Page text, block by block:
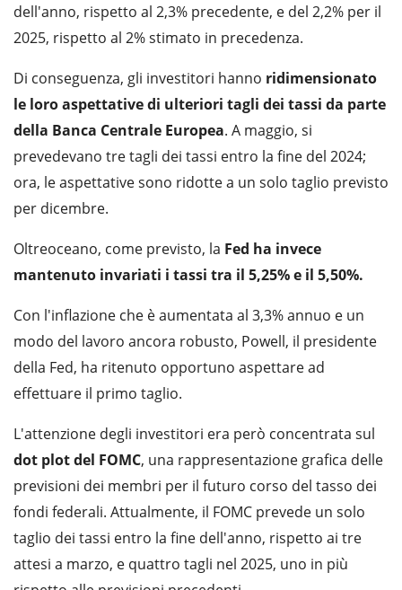
dell'anno, rispetto al 2,3% precedente, e del 2,2% per il
2025, rispetto al 2% stimato in precedenza.
Di conseguenza, gli investitori hanno ridimensionato
le loro aspettative di ulteriori tagli dei tassi da parte
della Banca Centrale Europea. A maggio, si
prevedevano tre tagli dei tassi entro la fine del 2024;
ora, le aspettative sono ridotte a un solo taglio previsto
per dicembre.
Oltreoceano, come previsto, la Fed ha invece
mantenuto invariati i tassi tra il 5,25% e il 5,50%.
Con l'inflazione che è aumentata al 3,3% annuo e un
modo del lavoro ancora robusto, Powell, il presidente
della Fed, ha ritenuto opportuno aspettare ad
effettuare il primo taglio.
L'attenzione degli investitori era però concentrata sul
dot plot del FOMC, una rappresentazione grafica delle
previsioni dei membri per il futuro corso del tasso dei
fondi federali. Attualmente, il FOMC prevede un solo
taglio dei tassi entro la fine dell'anno, rispetto ai tre
attesi a marzo, e quattro tagli nel 2025, uno in più